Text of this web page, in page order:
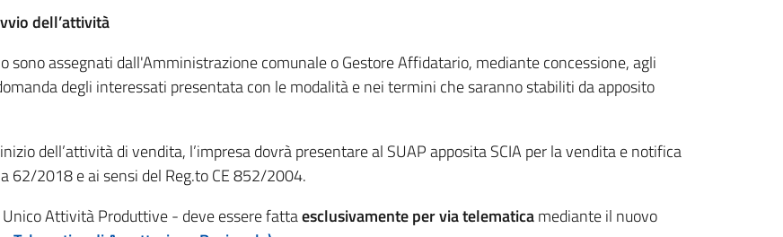
dell’attività
assegnati dall'Amministrazione comunale o Gestore Affidatario, mediante concessione, agli
degli interessati presentata con le modalità e nei termini che saranno stabiliti da apposito
dell’attività di vendita, l’impresa dovrà presentare al SUAP apposita SCIA per la vendita e notifica
62/2018 e ai sensi del Reg.to CE 852/2004.
Attività Produttive - deve essere fattaesclusivamente per via telematicamediante il nuovo